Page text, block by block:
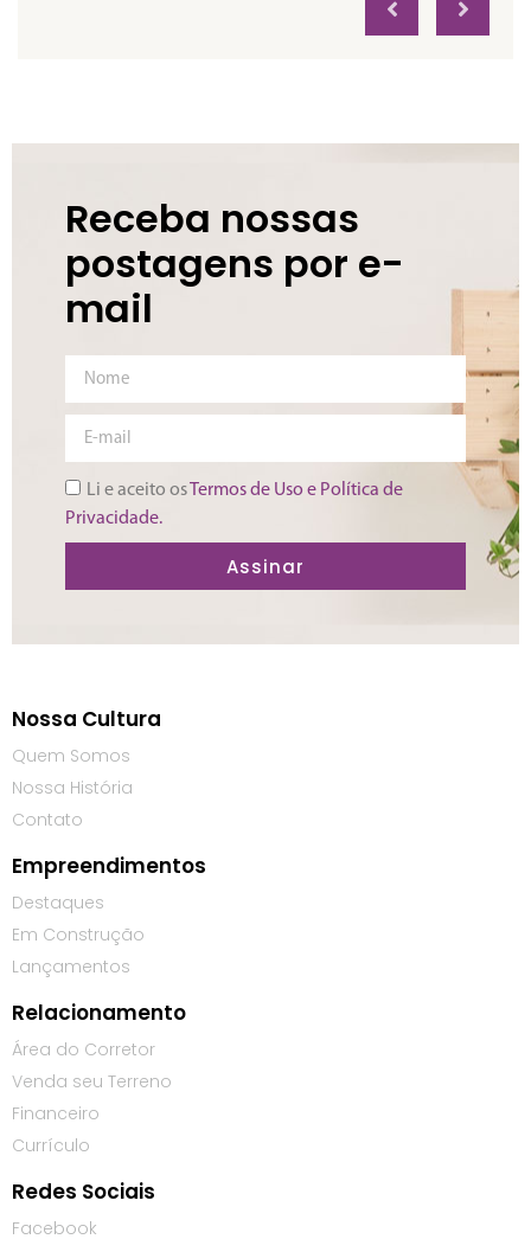
Receba nossas
postagens por e-
mail
Li e aceito osTermos de Uso e Política de
Privacidade.
Assinar
Nossa Cultura
Quem Somos
Nossa História
Contato
Empreendimentos
Destaques
Em Construção
Lançamentos
Relacionamento
Área do Corretor
Venda seu Terreno
Financeiro
Currículo
Redes Sociais
Facebook